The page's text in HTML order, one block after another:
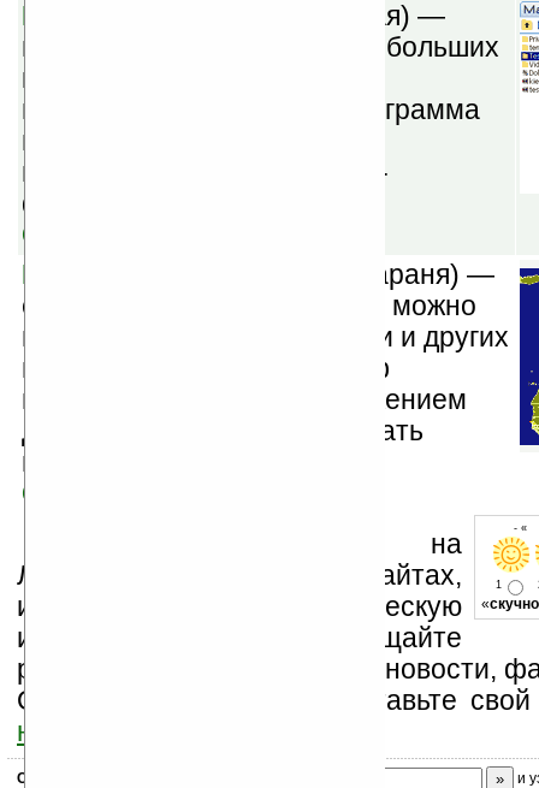
MapView v1.1.2
(шареварная) —
приложение для просмотра больших
карт без потери качества и
поддержкой GPS. Также программа
позволяет просматривать
изображения в JPEG- и GIF-
формате.
Скачать
PrettyMap Full v3.3
(шаревараня) —
с помощью этой программы можно
просматривать карты Земли и других
планет, трехмерный рельеф
местности, следить за движением
дня и ночи по планете, изучать
географию и многое другое.
Скачать
- «
1
«скучно
Устанавливайте линк на
Ладошки на своих сайтах,
изучайте коммерческую
информацию, посещайте
разделы сайта (форум, чат, новости,
Оцените эту новость и оставьте
ниже на странице
Скоро
и